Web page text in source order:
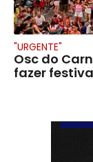
"URGENTE"
Osc do
fazer